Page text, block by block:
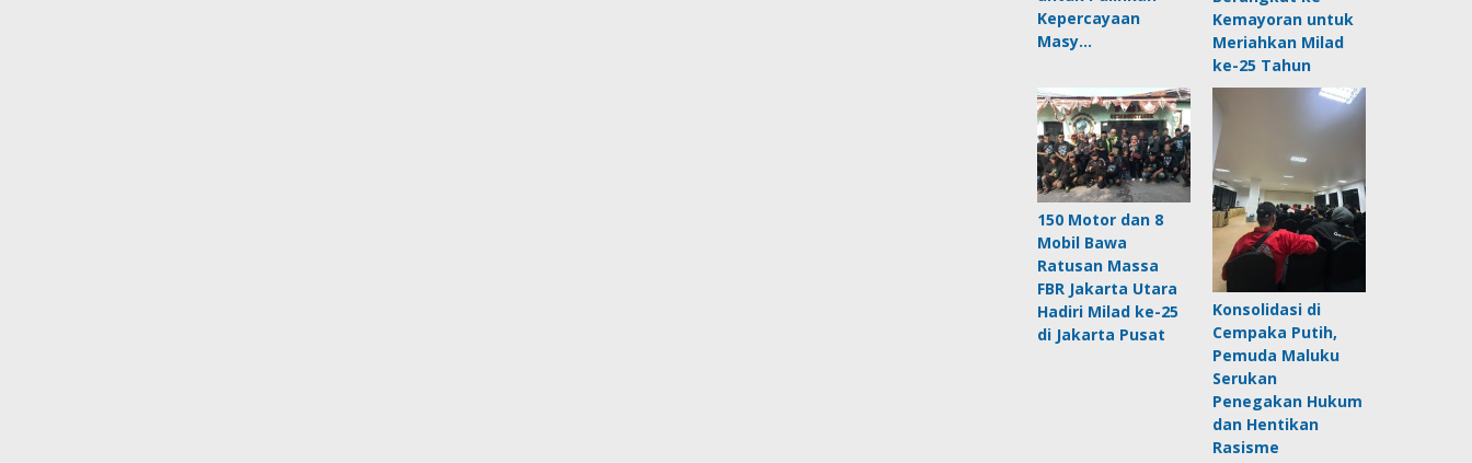
Kepercayaan
Masy…
Kemayoran untuk
Meriahkan Milad
ke-25 Tahun
150 Motor dan 8
Mobil Bawa
Ratusan Massa
FBR Jakarta Utara
Hadiri Milad ke-25
di Jakarta Pusat
Konsolidasi di
Cempaka Putih,
Pemuda Maluku
Serukan
Penegakan Hukum
dan Hentikan
Rasisme